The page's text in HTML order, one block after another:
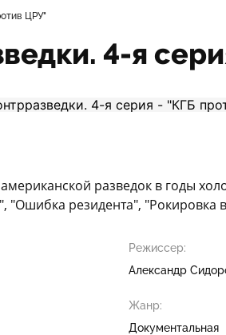
ЦРУ"
4-я
разведок в годы
резидента",
Режиссер:
Александр
Жанр:
Документальная